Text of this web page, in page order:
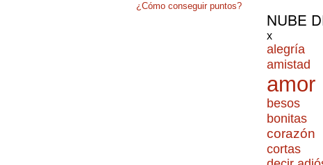
¿Cómo conseguir puntos?
NUBE
x
alegría
amistad
amor
besos
bonitas
corazón
cortas